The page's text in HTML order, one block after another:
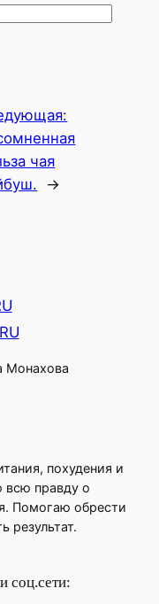
чая
→
Монахова
похудения и
всю правду о
Помогаю обрести
результат.
соц.сети: